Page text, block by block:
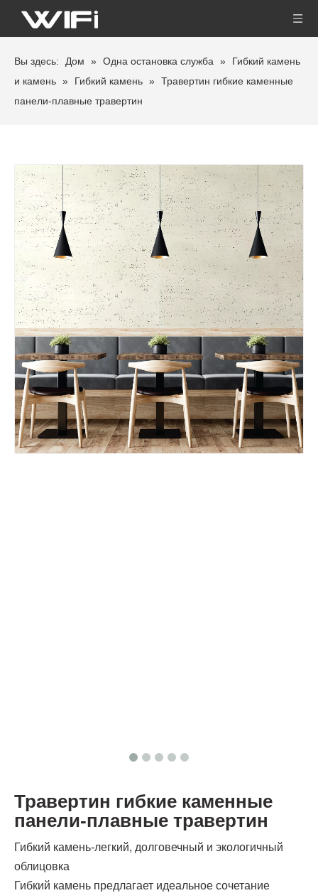
Вы здесь: Дом » Одна остановка служба »
Гибкий камень
и камень » Гибкий камень » Травертин гибкие каменные
панели-плавные травертин
Травертин гибкие каменные
панели-плавные травертин
Гибкий камень-легкий, долговечный и экологичный
облицовка
Гибкий камень предлагает идеальное сочетание